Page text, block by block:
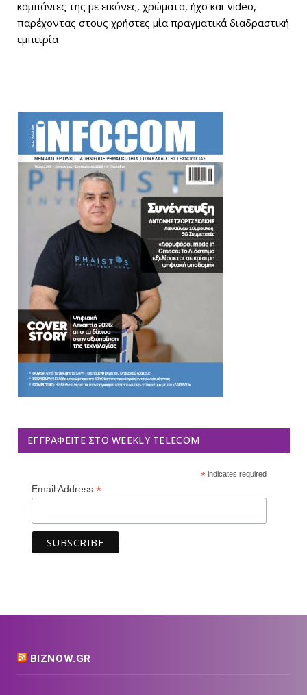
καμπάνιες της με εικόνες, χρώματα, ήχο και video,
παρέχοντας στους χρήστες μία πραγματικά διαδραστική
εμπειρία
ΕΓΓΡΑΦΕΊΤΕ ΣΤΟ WEEKLY TELECOM
*indicates required
Email Address *
BIZNOW.GR